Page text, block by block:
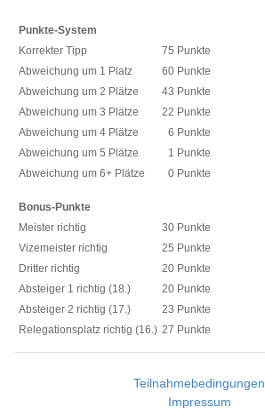
Punkte-System
Korrekter Tipp
75 Punkte
Abweichung um 1 Platz
60 Punkte
Abweichung um 2 Plätze
43 Punkte
Abweichung um 3 Plätze
22 Punkte
Abweichung um 4 Plätze
6 Punkte
Abweichung um 5 Plätze
1 Punkte
Abweichung um 6+ Plätze
0 Punkte
Bonus-Punkte
Meister richtig
30 Punkte
Vizemeister richtig
25 Punkte
Dritter richtig
20 Punkte
Absteiger 1 richtig (18.)
20 Punkte
Absteiger 2 richtig (17.)
23 Punkte
Relegationsplatz richtig (16.) 27 Punkte
Teilnahmebedingungen
Impressum